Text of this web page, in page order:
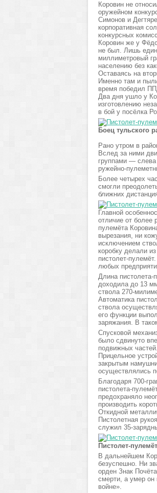
Коровин не
оружейном
Симонов и
корпоративная
конкурсных
Коровин же у
не был. Лишь
миллиметровый
населению без
Оставаясь на
Именно там и
время победил
Два дня ушло у
изготовлению
в бой у посёлка
Боец тульского
Рано утром в
Вслед за ними
группами — слева
ружейно-
Более четырех
смогли
ближних
Главной
отличие от более
пулемёта
вырезания, ни
исключением
коробку делали
пистолет-
любых
Длина
доходила до 13
ствола 270-
Автоматика
ствола
его функции
заряжания. В
Спусковой
было сдвинуто
подвижных
Прицельное
закрытым
осуществлялись
Благодаря 700-
пистолета-
предохраняло
производить
Откидной
Пистолетная
служил 35-
Пистолет-
В дальнейшем
безуспешно. Ни
орден Знак
смерти, а умер он
войне».